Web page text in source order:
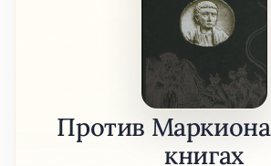
Против
книгах